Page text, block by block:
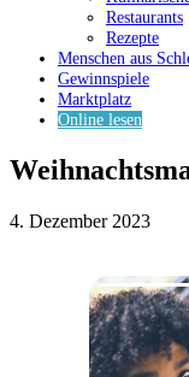
Restaurants
Rezepte
Menschen aus
Gewinnspiele
Marktplatz
Online lesen
4. Dezember 2023